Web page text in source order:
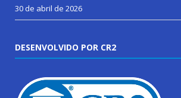
30 de abril de 2026
DESENVOLVIDO POR CR2